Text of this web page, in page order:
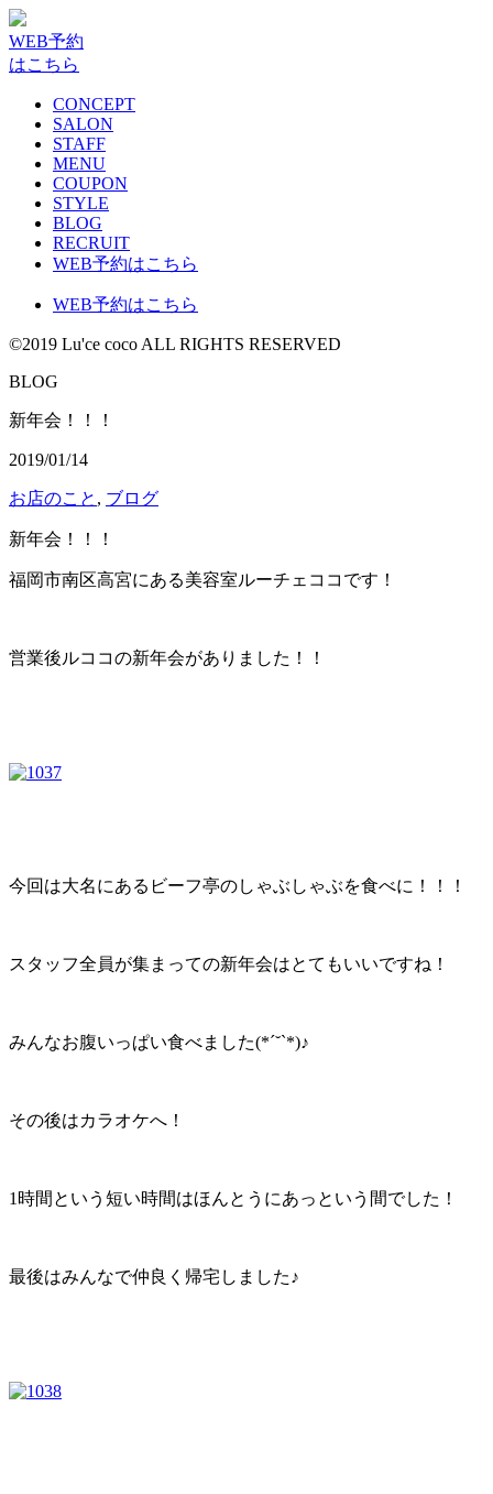
WEB予約
はこちら
CONCEPT
SALON
STAFF
MENU
COUPON
STYLE
BLOG
RECRUIT
WEB予約はこちら
WEB予約はこちら
©2019 Lu'ce coco ALL RIGHTS RESERVED
BLOG
新年会！！！
2019/01/14
お店のこと , ブログ
新年会！！！
福岡市南区高宮にある美容室ルーチェココです！
営業後ルココの新年会がありました！！
今回は大名にあるビーフ亭のしゃぶしゃぶを食べに！！！
スタッフ全員が集まっての新年会はとてもいいですね！
みんなお腹いっぱい食べました(*ˊ˘ˋ*)♪
その後はカラオケへ！
1時間という短い時間はほんとうにあっという間でした！
最後はみんなで仲良く帰宅しました♪